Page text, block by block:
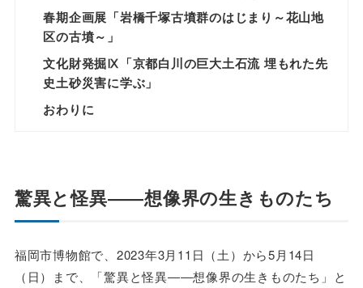
春期企画展「岩橋千塚古墳群のはじまり～花山地
区の古墳～」
文化財発掘Ⅸ「京都白川の巨大土石流 埋もれた先
史土砂災害に学ぶ」
おわりに
驚異と怪異――想像界の生きものたち
福岡市博物館で、2023年3月11日（土）から5月14日
（日）まで、「驚異と怪異――想像界の生きものたち」と